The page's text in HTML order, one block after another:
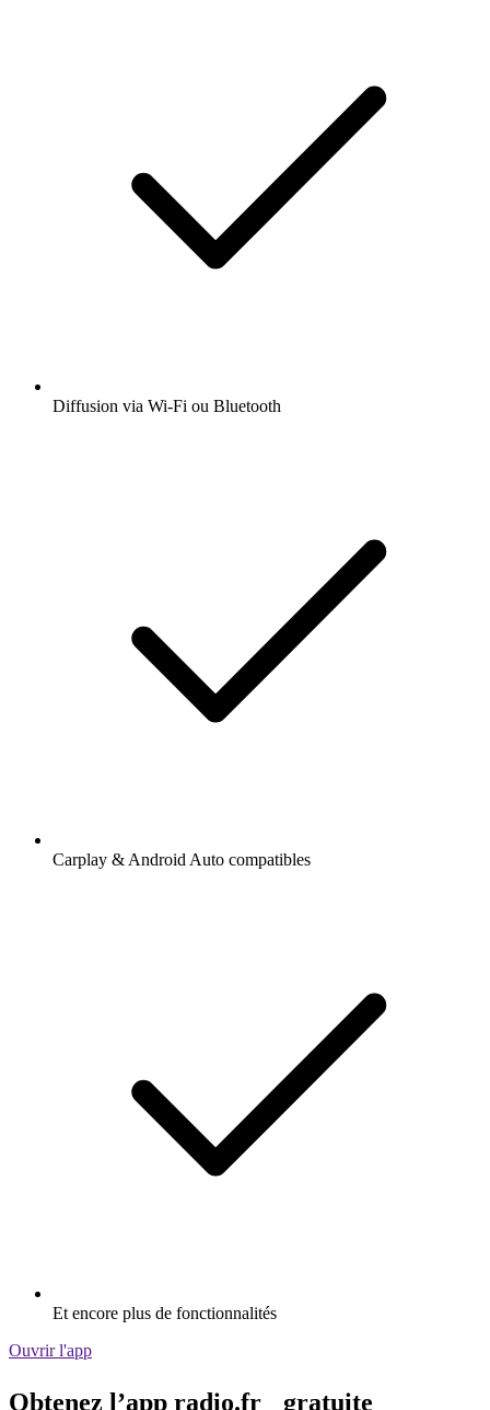
Diffusion via Wi-Fi ou Bluetooth
Carplay & Android Auto compatibles
Et encore plus de fonctionnalités
Ouvrir l'app
Obtenez l’app radio.fr gratuite